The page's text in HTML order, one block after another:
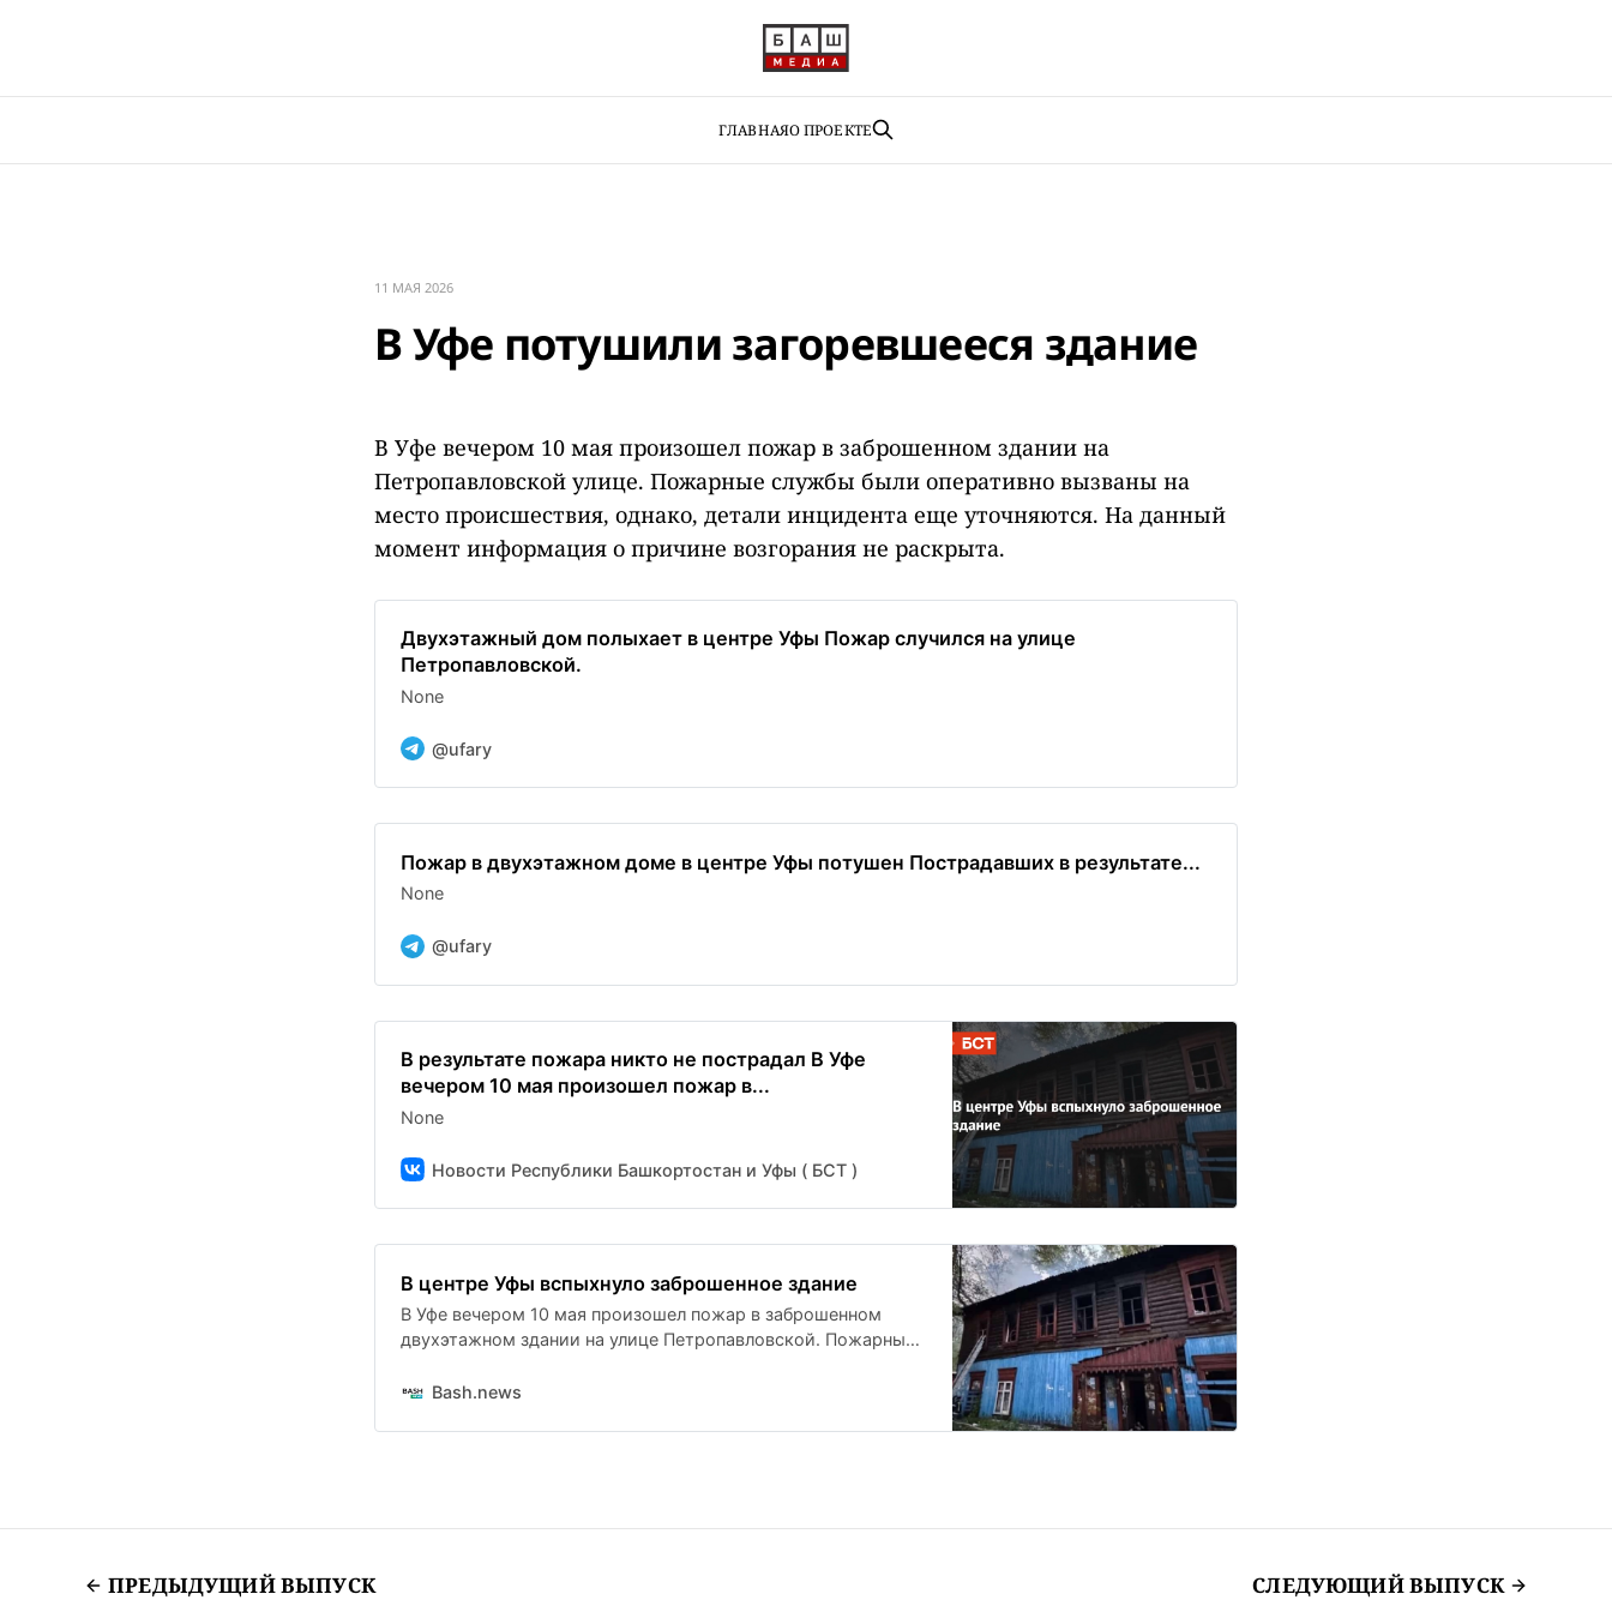
ГЛАВНАЯО ПРОЕКТЕ
11 МАЯ 2026
В Уфе потушили загоревшееся здание
В Уфе вечером 10 мая произошел пожар в заброшенном здании на
Петропавловской улице. Пожарные службы были оперативно вызваны на
место происшествия, однако, детали инцидента еще уточняются. На данный
момент информация о причине возгорания не раскрыта.
Двухэтажный дом полыхает в центре Уфы Пожар случился на улице
Петропавловской.
None
@ufary
Пожар в двухэтажном доме в центре Уфы потушен Пострадавших в результате...
None
@ufary
В результате пожара никто не пострадал В Уфе
вечером 10 мая произошел пожар в...
None
Новости Республики Башкортостан и Уфы ( БСТ )
В центре Уфы вспыхнуло заброшенное здание
В Уфе вечером 10 мая произошел пожар в заброшенном
двухэтажном здании на улице Петропавловской. Пожарные
Bash.news
ПРЕДЫДУЩИЙ ВЫПУСК СЛЕДУЮЩИЙ ВЫПУСК